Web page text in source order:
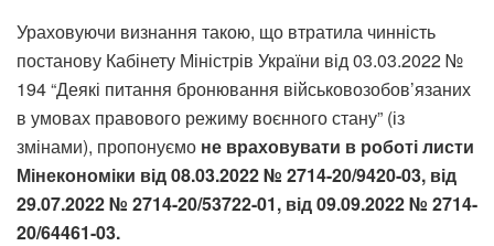
Ураховуючи визнання такою, що втратила чинність
постанову Кабінету Міністрів України від 03.03.2022 №
194 “Деякі питання бронювання військовозобов’язаних
в умовах правового режиму воєнного стану” (із
змінами), пропонуємо не враховувати в роботі листи
Мінекономіки від 08.03.2022 № 2714-20/9420-03, від
29.07.2022 № 2714-20/53722-01, від 09.09.2022 № 2714-
20/64461-03.